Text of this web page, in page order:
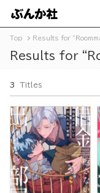
Top Results for
Results for
Titles
3